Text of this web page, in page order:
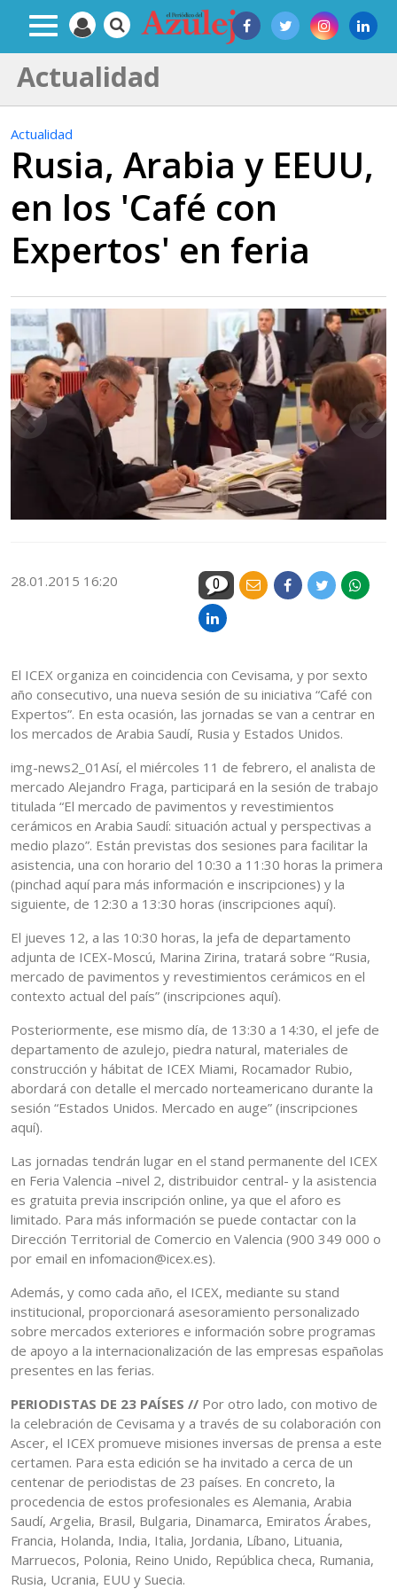
Actualidad
Actualidad
Rusia, Arabia y EEUU,
en los 'Café con
Expertos' en feria
28.01.2015 16:20 0
El ICEX organiza en coincidencia con Cevisama, y por sexto
año consecutivo, una nueva sesión de su iniciativa “Café con
Expertos”. En esta ocasión, las jornadas se van a centrar en
los mercados de Arabia Saudí, Rusia y Estados Unidos.
img-news2_01Así, el miércoles 11 de febrero, el analista de
mercado Alejandro Fraga, participará en la sesión de trabajo
titulada “El mercado de pavimentos y revestimientos
cerámicos en Arabia Saudí: situación actual y perspectivas a
medio plazo”. Están previstas dos sesiones para facilitar la
asistencia, una con horario del 10:30 a 11:30 horas la primera
(pinchad aquí para más información e inscripciones) y la
siguiente, de 12:30 a 13:30 horas (inscripciones aquí).
El jueves 12, a las 10:30 horas, la jefa de departamento
adjunta de ICEX-Moscú, Marina Zirina, tratará sobre “Rusia,
mercado de pavimentos y revestimientos cerámicos en el
contexto actual del país” (inscripciones aquí).
Posteriormente, ese mismo día, de 13:30 a 14:30, el jefe de
departamento de azulejo, piedra natural, materiales de
construcción y hábitat de ICEX Miami, Rocamador Rubio,
abordará con detalle el mercado norteamericano durante la
sesión “Estados Unidos. Mercado en auge” (inscripciones
aquí).
Las jornadas tendrán lugar en el stand permanente del ICEX
en Feria Valencia –nivel 2, distribuidor central- y la asistencia
es gratuita previa inscripción online, ya que el aforo es
limitado. Para más información se puede contactar con la
Dirección Territorial de Comercio en Valencia (900 349 000 o
por email en infomacion@icex.es).
Además, y como cada año, el ICEX, mediante su stand
institucional, proporcionará asesoramiento personalizado
sobre mercados exteriores e información sobre programas
de apoyo a la internacionalización de las empresas españolas
presentes en las ferias.
PERIODISTAS DE 23 PAÍSES // Por otro lado, con motivo de
la celebración de Cevisama y a través de su colaboración con
Ascer, el ICEX promueve misiones inversas de prensa a este
certamen. Para esta edición se ha invitado a cerca de un
centenar de periodistas de 23 países. En concreto, la
procedencia de estos profesionales es Alemania, Arabia
Saudí, Argelia, Brasil, Bulgaria, Dinamarca, Emiratos Árabes,
Francia, Holanda, India, Italia, Jordania, Líbano, Lituania,
Marruecos, Polonia, Reino Unido, República checa, Rumania,
Rusia, Ucrania, EUU y Suecia.